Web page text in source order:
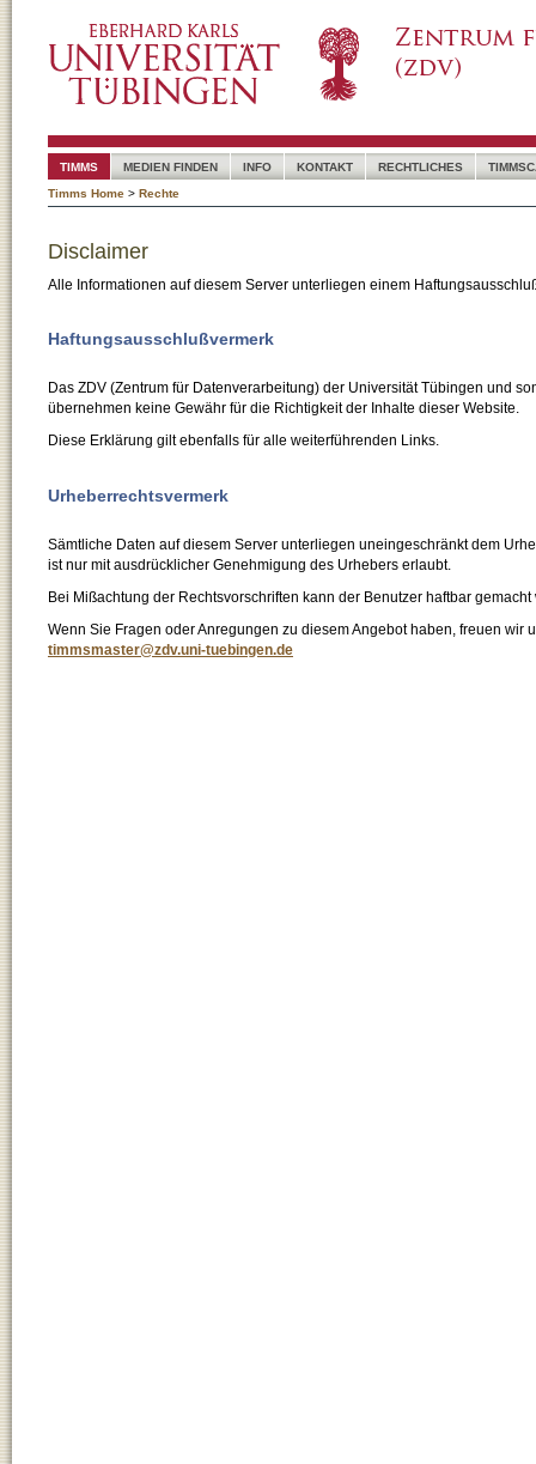
TIMMS MEDIEN FINDEN INFO KONTAKT RECHTLICHES
Timms Home > Rechte
Disclaimer
Alle Informationen auf diesem Server unterliegen einem
Haftungsausschlußvermerk
Das ZDV (Zentrum für Datenverarbeitung) der Universität Tübingen und
übernehmen keine Gewähr für die Richtigkeit der Inhalte dieser Website.
Diese Erklärung gilt ebenfalls für alle weiterführenden Links.
Urheberrechtsvermerk
Sämtliche Daten auf diesem Server unterliegen uneingeschränkt dem
ist nur mit ausdrücklicher Genehmigung des Urhebers erlaubt.
Bei Mißachtung der Rechtsvorschriften kann der Benutzer haftbar gemacht
Wenn Sie Fragen oder Anregungen zu diesem Angebot haben, freuen wir
timmsmaster@zdv.uni-tuebingen.de